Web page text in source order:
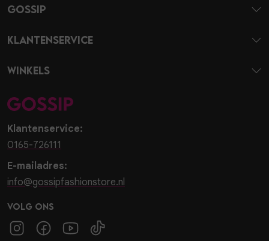
Klantenservice:
0165-726111
E-mailadres:
info@gossipfashionstore.nl
Volg ons
Gossip
Klantenservice
Winkels